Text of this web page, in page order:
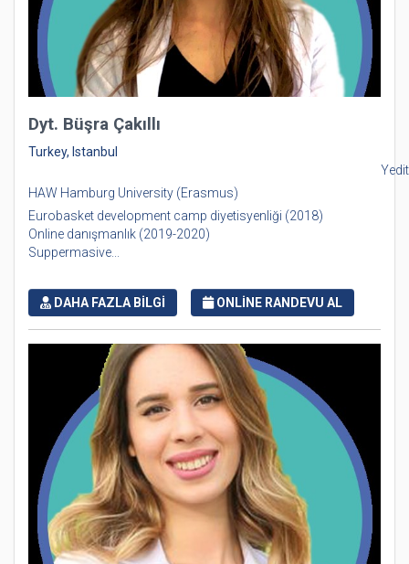
Dyt. Büşra Çakıllı
Turkey, Istanbul
HAW Hamburg University (Erasmus)
Eurobasket development camp diyetisyenliği (2018)
Online danışmanlık (2019-2020)
Suppermasive...
DAHA FAZLA BİLGİ ONLİNE RANDEVU AL